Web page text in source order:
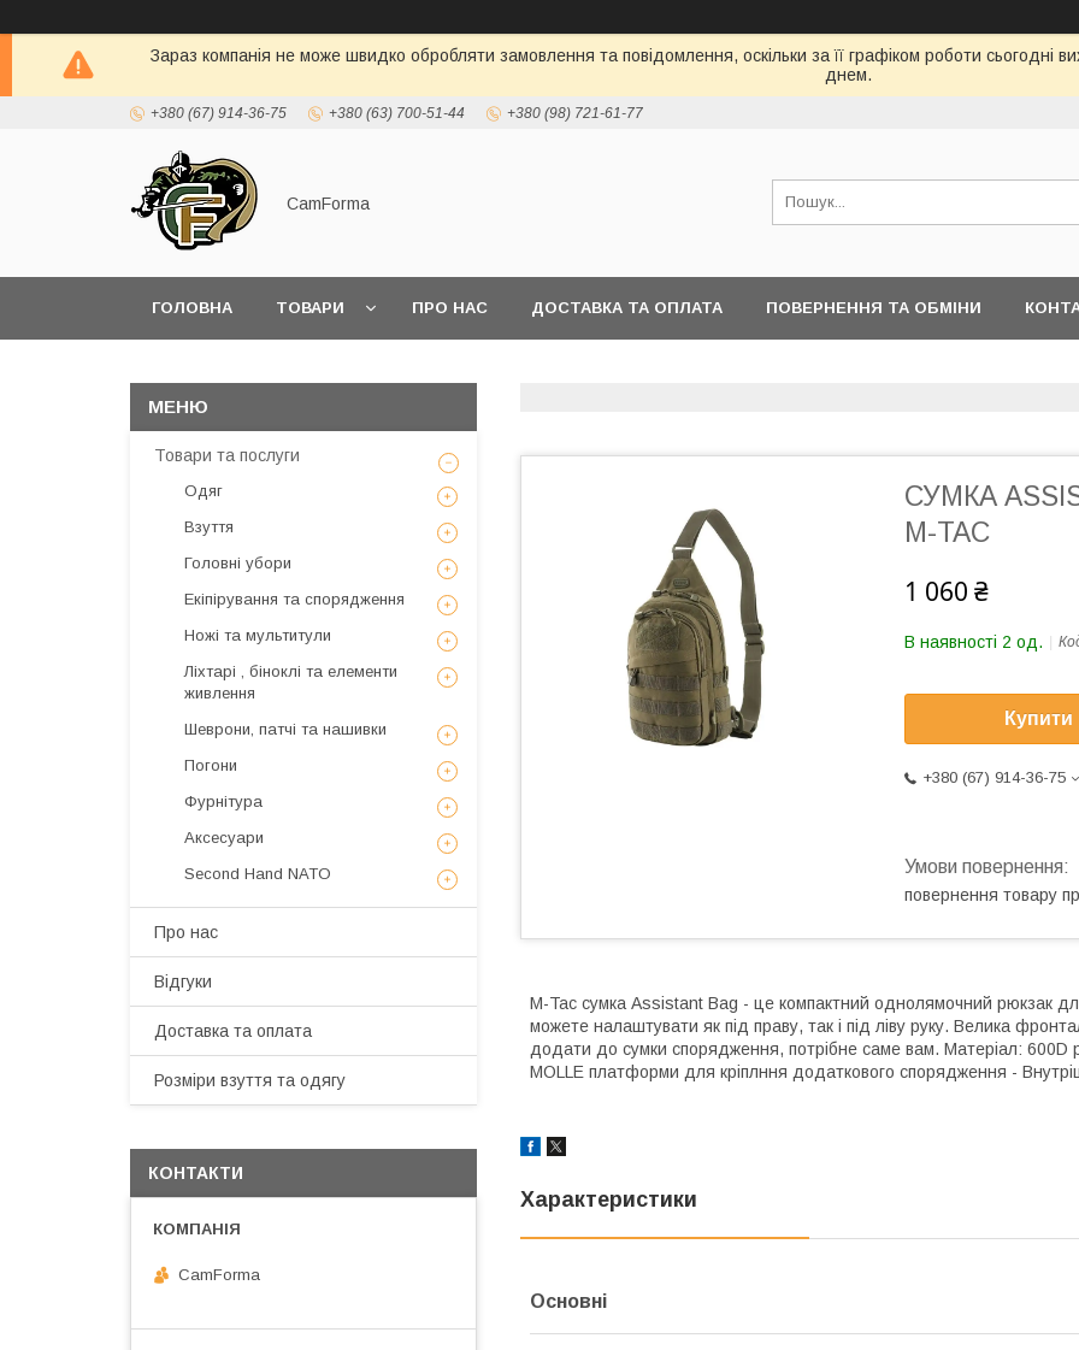
Зараз компанія не може швидко обробляти замовлення та повідомлення, оскільки за її графіком роботи
днем.
+380 (67) 914-36-75 +380 (63) 700-51-44 +380 (98) 721-61-77
CamForma
ГОЛОВНА ТОВАРИ ПРО НАС ДОСТАВКА ТА ОПЛАТА ПОВЕРНЕННЯ ТА ОБМІНИ
СУМКА
M-TAC
1 060 ₴
В наявності 2 од.
Купити
+380 (67) 914-36-75
повернення товару
M-Tac сумка Assistant Bag - це компактний однолямочний рюкзак
можете налаштувати як під праву, так і під ліву руку. Велика
додати до сумки спорядження, потрібне саме вам. Матеріал: 600D
MOLLE платформи для кріплння додаткового спорядження -
Характеристики
Основні
Товари та послуги
Одяг
Взуття
Головні убори
Екіпірування та спорядження
Ножі та мультитули
Ліхтарі , біноклі та елементи
живлення
Шеврони, патчі та нашивки
Погони
Фурнітура
Аксесуари
Second Hand NATO
Про нас
Відгуки
Доставка та оплата
Розміри взуття та одягу
КОНТАКТИ
CamForma